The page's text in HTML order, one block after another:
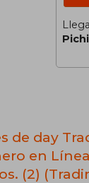
de day
en
(2)